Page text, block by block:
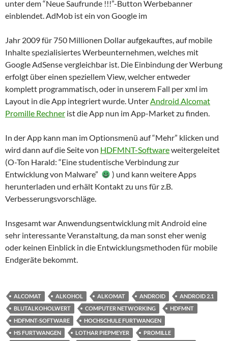
unter dem “Neue Saufrunde !!!”-Button Werbebanner
einblendet. AdMob ist ein von Google im
Jahr 2009 für 750 Millionen Dollar aufgekauftes, auf mobile
Inhalte spezialisiertes Werbeunternehmen, welches mit
Google AdSense vergleichbar ist. Die Einbindung der Werbung
erfolgt über einen speziellem View, welcher entweder
komplett programmatisch, oder in unserem Fall per xml im
Layout in die App integriert wurde. UnterAndroid Alcomat
Promille Rechner ist die App nun im App-Market zu finden.
In der App kann man im Optionsmenü auf “Mehr” klicken und
wird dann auf die Seite von HDFMNT-Softwareweitergeleitet
(O-Ton Harald: “Eine studentische Verbindung zur
Entwicklung von Malware”
) und kann weitere Apps
herunterladen und erhält Kontakt zu uns für z.B.
Verbesserungsvorschläge.
Insgesamt war Anwendungsentwicklung mit Android eine
sehr interessante Veranstaltung, da man sonst eher wenig
oder keinen Einblick in die Entwicklungsmethoden für mobile
Endgeräte bekommt.
ALCOMAT ALKOHOL ALKOMAT ANDROID
ANDROID 2.1
BLUTALKOHOLWERT
COMPUTER NETWORKING
HDFMNT
HDFMNT-SOFTWARE
HOCHSCHULE FURTWANGEN
HS FURTWANGEN
LOTHAR PIEPMEYER
PROMILLE